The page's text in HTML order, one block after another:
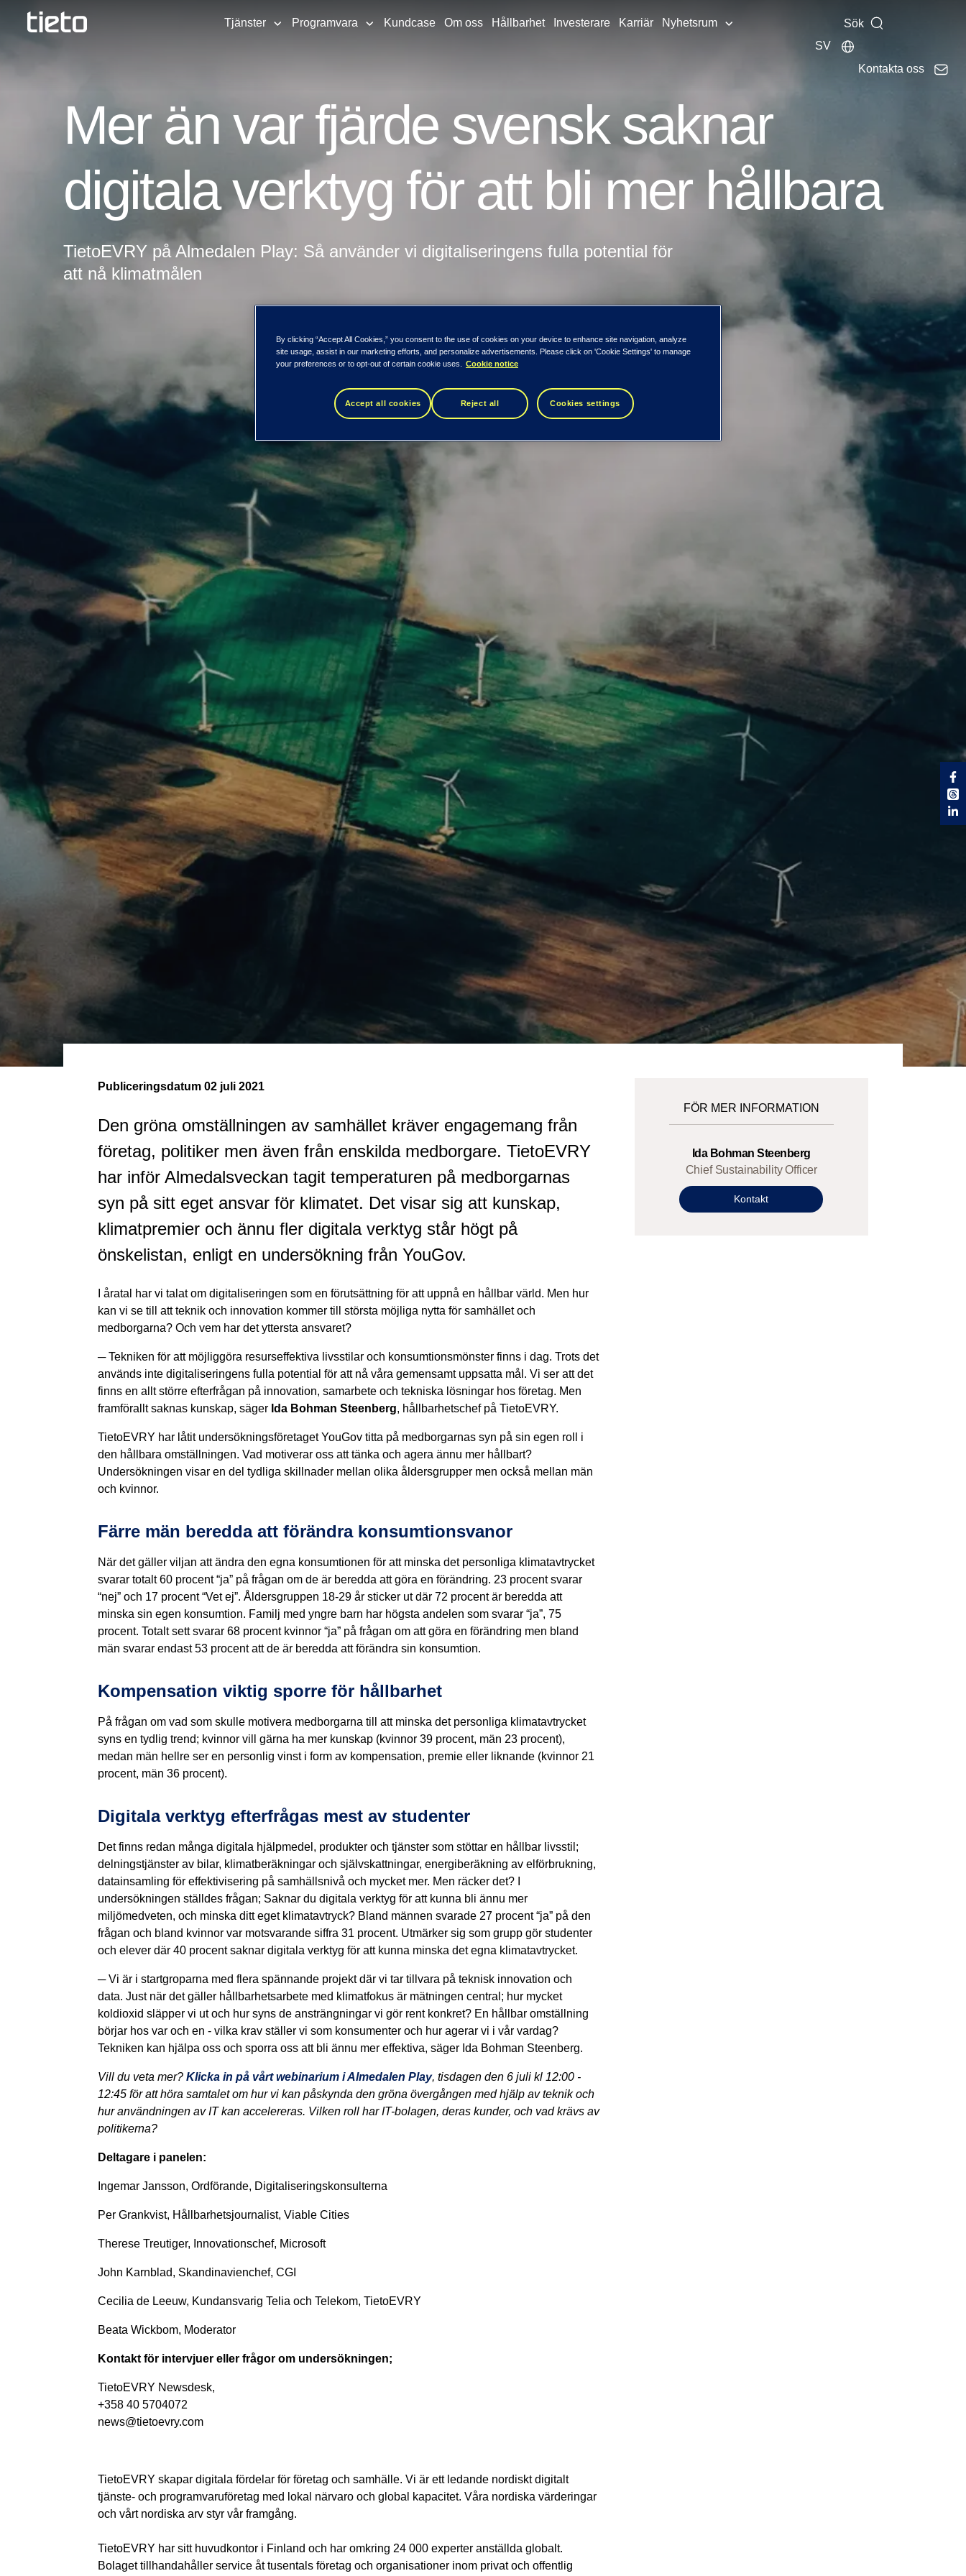
Tjänster Programvara Kundcase Om oss Hållbarhet Investerare Karriär Nyhetsrum
Sök
SV
Kontakta oss
Mer än var fjärde svensk saknar
digitala verktyg för att bli mer hållbara
TietoEVRY på Almedalen Play: Så använder vi digitaliseringens fulla potential för
att nå klimatmålen
Publiceringsdatum 02 juli 2021
Den gröna omställningen av samhället kräver engagemang från
företag, politiker men även från enskilda medborgare. TietoEVRY
har inför Almedalsveckan tagit temperaturen på medborgarnas
syn på sitt eget ansvar för klimatet. Det visar sig att kunskap,
klimatpremier och ännu fler digitala verktyg står högt på
önskelistan, enligt en undersökning från YouGov.
I åratal har vi talat om digitaliseringen som en förutsättning för att uppnå en hållbar värld. Men hur
kan vi se till att teknik och innovation kommer till största möjliga nytta för samhället och
medborgarna? Och vem har det yttersta ansvaret?
─ Tekniken för att möjliggöra resurseffektiva livsstilar och konsumtionsmönster finns i dag. Trots det
används inte digitaliseringens fulla potential för att nå våra gemensamt uppsatta mål. Vi ser att det
finns en allt större efterfrågan på innovation, samarbete och tekniska lösningar hos företag. Men
framförallt saknas kunskap, säger Ida Bohman Steenberg, hållbarhetschef på TietoEVRY.
TietoEVRY har låtit undersökningsföretaget YouGov titta på medborgarnas syn på sin egen roll i
den hållbara omställningen. Vad motiverar oss att tänka och agera ännu mer hållbart?
Undersökningen visar en del tydliga skillnader mellan olika åldersgrupper men också mellan män
och kvinnor.
Färre män beredda att förändra konsumtionsvanor
När det gäller viljan att ändra den egna konsumtionen för att minska det personliga klimatavtrycket
svarar totalt 60 procent “ja” på frågan om de är beredda att göra en förändring. 23 procent svarar
“nej” och 17 procent “Vet ej”. Åldersgruppen 18-29 år sticker ut där 72 procent är beredda att
minska sin egen konsumtion. Familj med yngre barn har högsta andelen som svarar “ja”, 75
procent. Totalt sett svarar 68 procent kvinnor “ja” på frågan om att göra en förändring men bland
män svarar endast 53 procent att de är beredda att förändra sin konsumtion.
Kompensation viktig sporre för hållbarhet
På frågan om vad som skulle motivera medborgarna till att minska det personliga klimatavtrycket
syns en tydlig trend; kvinnor vill gärna ha mer kunskap (kvinnor 39 procent, män 23 procent),
medan män hellre ser en personlig vinst i form av kompensation, premie eller liknande (kvinnor 21
procent, män 36 procent).
Digitala verktyg efterfrågas mest av studenter
Det finns redan många digitala hjälpmedel, produkter och tjänster som stöttar en hållbar livsstil;
delningstjänster av bilar, klimatberäkningar och självskattningar, energiberäkning av elförbrukning,
datainsamling för effektivisering på samhällsnivå och mycket mer. Men räcker det? I
undersökningen ställdes frågan; Saknar du digitala verktyg för att kunna bli ännu mer
miljömedveten, och minska ditt eget klimatavtryck? Bland männen svarade 27 procent “ja” på den
frågan och bland kvinnor var motsvarande siffra 31 procent. Utmärker sig som grupp gör studenter
och elever där 40 procent saknar digitala verktyg för att kunna minska det egna klimatavtrycket.
─ Vi är i startgroparna med flera spännande projekt där vi tar tillvara på teknisk innovation och
data. Just när det gäller hållbarhetsarbete med klimatfokus är mätningen central; hur mycket
koldioxid släpper vi ut och hur syns de ansträngningar vi gör rent konkret? En hållbar omställning
börjar hos var och en - vilka krav ställer vi som konsumenter och hur agerar vi i vår vardag?
Tekniken kan hjälpa oss och sporra oss att bli ännu mer effektiva, säger Ida Bohman Steenberg.
Vill du veta mer? Klicka in på vårt webinarium i Almedalen Play, tisdagen den 6 juli kl 12:00 -
12:45 för att höra samtalet om hur vi kan påskynda den gröna övergången med hjälp av teknik och
hur användningen av IT kan accelereras. Vilken roll har IT-bolagen, deras kunder, och vad krävs av
politikerna?
Deltagare i panelen:
Ingemar Jansson, Ordförande, Digitaliseringskonsulterna
Per Grankvist, Hållbarhetsjournalist, Viable Cities
Therese Treutiger, Innovationschef, Microsoft
John Karnblad, Skandinavienchef, CGI
Cecilia de Leeuw, Kundansvarig Telia och Telekom, TietoEVRY
Beata Wickbom, Moderator
Kontakt för intervjuer eller frågor om undersökningen;
TietoEVRY Newsdesk,
+358 40 5704072
news@tietoevry.com
TietoEVRY skapar digitala fördelar för företag och samhälle. Vi är ett ledande nordiskt digitalt
tjänste- och programvaruföretag med lokal närvaro och global kapacitet. Våra nordiska värderingar
och vårt nordiska arv styr vår framgång.
TietoEVRY har sitt huvudkontor i Finland och har omkring 24 000 experter anställda globalt.
Bolaget tillhandahåller service åt tusentals företag och organisationer inom privat och offentlig
FÖR MER INFORMATION
Ida Bohman Steenberg
Chief Sustainability Officer
Kontakt
By clicking “Accept All Cookies,” you consent to the use of cookies on your device to enhance site navigation, analyze
site usage, assist in our marketing efforts, and personalize advertisements. Please click on 'Cookie Settings' to manage
your preferences or to opt-out of certain cookie uses.
Cookie notice
Accept all cookies Reject all Cookies settings